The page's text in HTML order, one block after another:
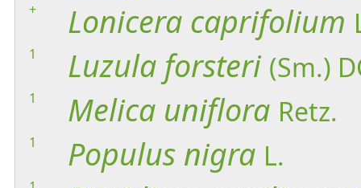
+ Lonicera caprifolium
1 Luzula forsteri (Sm.)
1 Melica uniflora Retz.
1 Populus nigra L.